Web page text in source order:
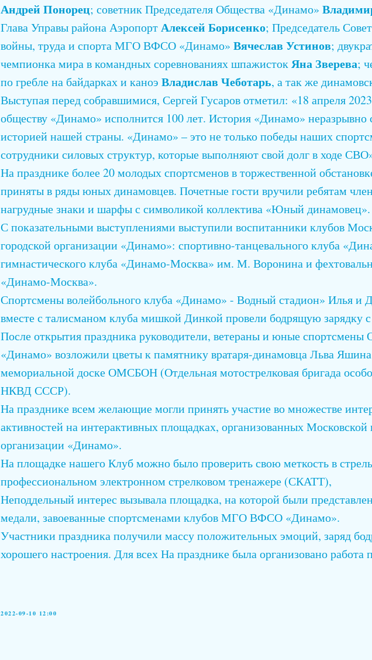
Андрей Понорец; советник Председателя Общества «Динамо»
Глава Управы района АэропортАлексей Борисенко; Председатель
войны, труда и спорта МГО ВФСО «Динамо» Вячеслав Устинов;
чемпионка мира в командных соревнованиях шпажистокЯна Зверева;
по гребле на байдарках и каноэ Владислав Чеботарь, а так же
Выступая перед собравшимися, Сергей Гусаров отметил: «18 апреля
обществу «Динамо» исполнится 100 лет. История «Динамо» неразрывно
историей нашей страны. «Динамо» – это не только победы наших
сотрудники силовых структур, которые выполняют свой долг в ходе
На празднике более 20 молодых спортсменов в торжественной
приняты в ряды юных динамовцев. Почетные гости вручили ребятам
нагрудные знаки и шарфы с символикой коллектива «Юный динамовец».
С показательными выступлениями выступили воспитанники клубов
городской организации «Динамо»: спортивно-танцевального клуба
гимнастического клуба «Динамо-Москва» им. М. Воронина и
«Динамо-Москва».
Спортсмены волейбольного клуба «Динамо» - Водный стадион» Илья и
вместе с талисманом клуба мишкой Динкой провели бодрящую зарядку
После открытия праздника руководители, ветераны и юные спортсмены
«Динамо» возложили цветы к памятнику вратаря-динамовца Льва
мемориальной доске ОМСБОН (Отдельная мотострелковая бригада
НКВД СССР).
На празднике всем желающие могли принять участие во множестве
активностей на интерактивных площадках, организованных Московской
организации «Динамо».
На площадке нашего Клуб можно было проверить свою меткость в
профессиональном электронном стрелковом тренажере (СКАТТ),
Неподдельный интерес вызывала площадка, на которой были
медали, завоеванные спортсменами клубов МГО ВФСО «Динамо».
Участники праздника получили массу положительных эмоций, заряд
хорошего настроения. Для всех На празднике была организовано работа
2022-09-10 12:00